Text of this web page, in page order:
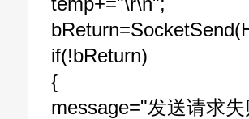
if(!bReturn)
{
message="发送请求